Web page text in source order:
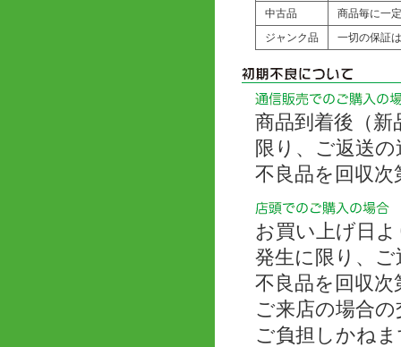
中古品
商品毎に一
ジャンク品
一切の保証
商品到着後（新
限り、ご返送
不良品を回収
お買い上げ日
発生に限り、
不良品を回収
ご来店の場合
ご負担しかね